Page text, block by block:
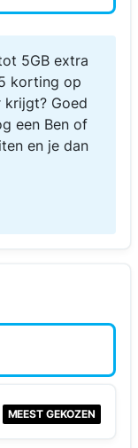
5GB extra
korting op
krijgt? Goed
een Ben of
en je dan
MEEST GEKOZEN